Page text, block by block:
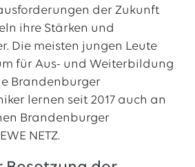
der Zukunft
ihre Stärken und
Die meisten jungen Leute
für Aus- und Weiterbildung
Brandenburger
lernen seit 2017 auch an
Brandenburger
NETZ.